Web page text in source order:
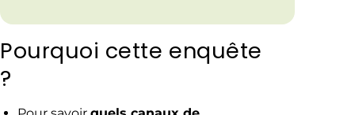
Pourquoi cette enquête
?